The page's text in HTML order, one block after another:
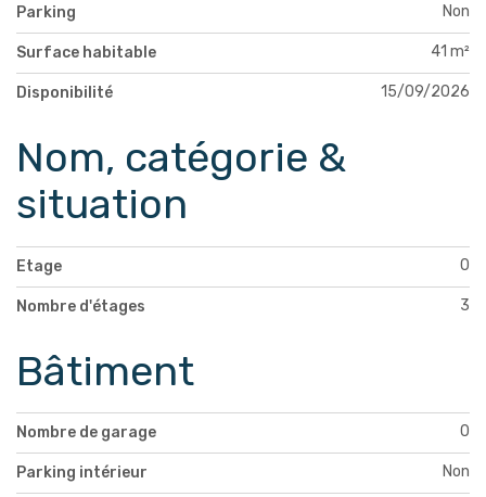
Parking Non
Surface habitable 41 m²
Disponibilité 15/09/2026
Nom, catégorie &
situation
Etage 0
Nombre d'étages 3
Bâtiment
Nombre de garage 0
Parking intérieur Non